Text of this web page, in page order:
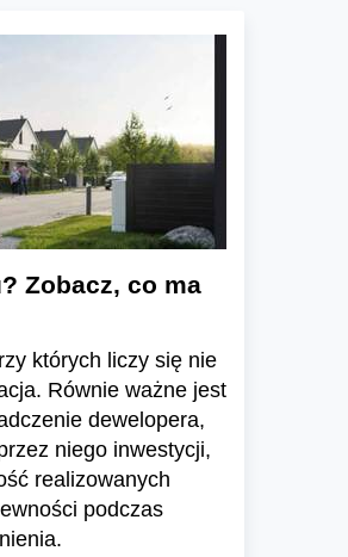
Zobacz, co ma
których liczy się nie
Równie ważne jest
dewelopera,
niego inwestycji,
realizowanych
podczas